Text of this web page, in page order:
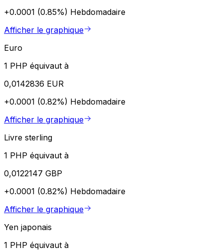
+0.0001 (0.85%) Hebdomadaire
Afficher le graphique
Euro
1 PHP équivaut à
0,0142836 EUR
+0.0001 (0.82%) Hebdomadaire
Afficher le graphique
Livre sterling
1 PHP équivaut à
0,0122147 GBP
+0.0001 (0.82%) Hebdomadaire
Afficher le graphique
Yen japonais
1 PHP équivaut à